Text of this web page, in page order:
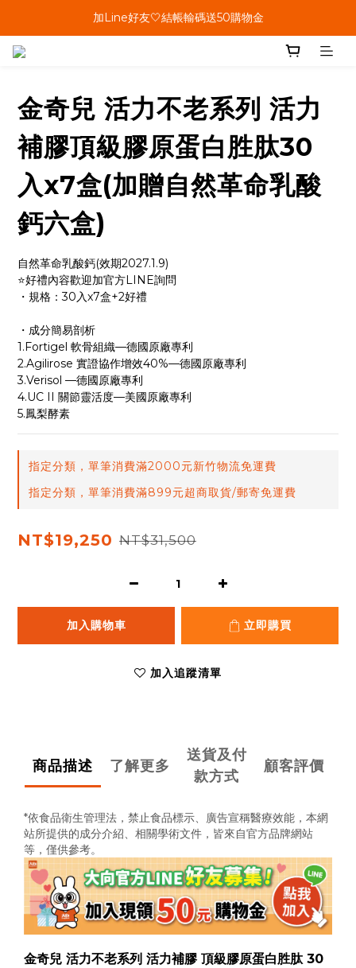
單筆結帳金額滿899🤍超取/郵寄免運費
加Line好友🤍結帳輸碼送50購物金
金奇兒 活力不老系列 活力
補膠頂級膠原蛋白胜肽30
入x7盒(加贈自然革命乳酸
鈣六盒)
自然革命乳酸鈣(效期2027.1.9)
⭐好禮內容歡迎加官方LINE詢問
・規格：30入x7盒+2好禮
・成分簡易剖析
1.Fortigel 軟骨組織—德國原廠專利
2.Agilirose 實證協作增效40%—德國原廠專利
3.Verisol —德國原廠專利
4.UC II 關節靈活度—美國原廠專利
5.鳳梨酵素
指定分類，單筆消費滿2000元新竹物流免運費
指定分類，單筆消費滿899元超商取貨/郵寄免運費
NT$19,250 NT$31,500
加入購物車 立即購買
加入追蹤清單
商品描述 了解更多
送貨及付
款方式
顧客評價
*依食品衛生管理法，禁止食品標示、廣告宣稱醫療效能， 本網
站所提供的成分介紹、相關學術文件， 皆來自官方品牌網站
等，僅供參考。
金奇兒 活力不老系列 活力補膠 頂級膠原蛋白胜肽 30